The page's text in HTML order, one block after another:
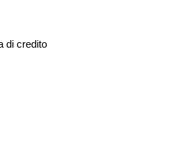
di credito